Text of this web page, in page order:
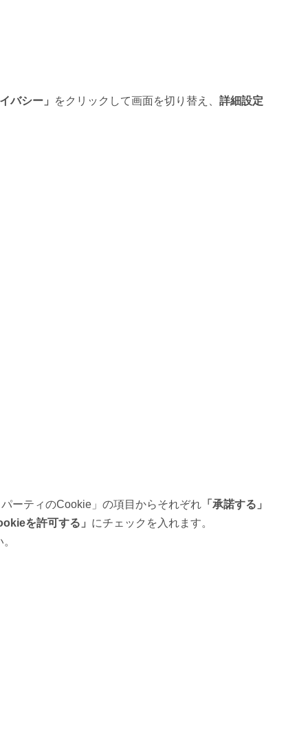
バシー」 をクリックして画面を切り替え、詳細設定
ーティのCookie」の項目からそれぞれ 「承諾する」
を許可する」 にチェックを入れます。